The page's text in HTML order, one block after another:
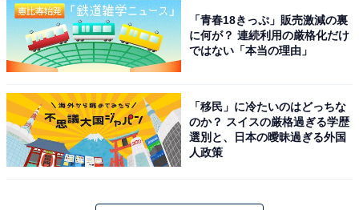
見事1位に輝いたのは、モデル・俳優として活躍する杏
さんでした。父親は世界的なハリウッド俳優である渡辺
「青春18きっぷ」販売激減の裏
に何が？ 連続利用の厳格化だけ
ではない「本当の理由」
「移民」に冷たいのはどっちな
のか？ スイスの厳格過ぎる学歴
選別と、日本の曖昧過ぎる外国
人政策